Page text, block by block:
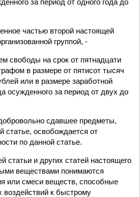
за период от одного года до
частью второй настоящей
группой, -
свободы на срок от пятнадцати
в размере от пятисот тысяч
или в размере заработной
осужденного за период от двух до
сдавшее предметы,
статье, освобождается от
по данной статье.
статьи и других статей настоящего
веществами понимаются
или смеси веществ, способные
к быстрому